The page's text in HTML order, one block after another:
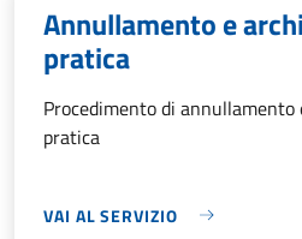
Annullamento e
pratica
Procedimento di
pratica
VAI AL SERVIZIO